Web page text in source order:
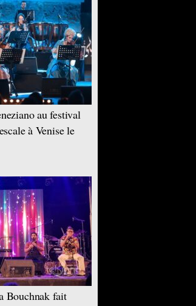
au festival
à Venise le
Bouchnak fait